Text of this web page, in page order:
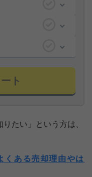
ト
たい」という方は、
くある売却理由やは